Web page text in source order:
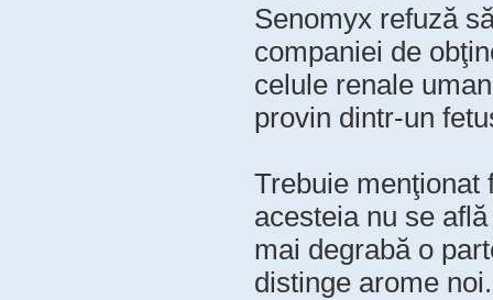
Senomyx refuză
companiei de
celule renale
provin dintr-un
Trebuie menţionat
acesteia nu se
mai degrabă o
distinge arome noi.